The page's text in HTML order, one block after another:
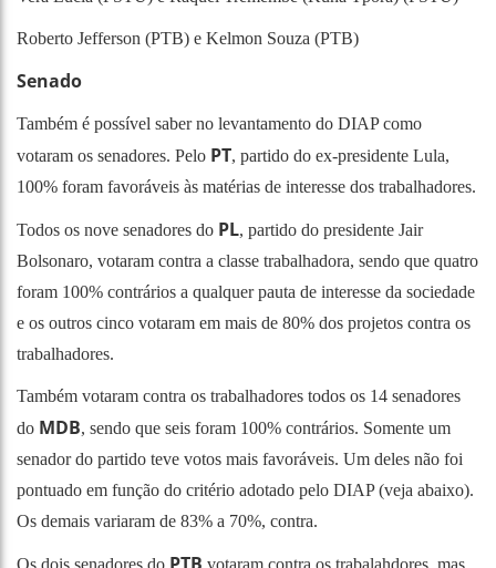
Roberto Jefferson (PTB) e Kelmon Souza (PTB)
Senado
Também é possível saber no levantamento do DIAP como
votaram os senadores. Pelo PT, partido do ex-presidente Lula,
100% foram favoráveis às matérias de interesse dos trabalhadores.
Todos os nove senadores do PL, partido do presidente Jair
Bolsonaro, votaram contra a classe trabalhadora, sendo que quatro
foram 100% contrários a qualquer pauta de interesse da sociedade
e os outros cinco votaram em mais de 80% dos projetos contra os
trabalhadores.
Também votaram contra os trabalhadores todos os 14 senadores
do MDB, sendo que seis foram 100% contrários. Somente um
senador do partido teve votos mais favoráveis. Um deles não foi
pontuado em função do critério adotado pelo DIAP (veja abaixo).
Os demais variaram de 83% a 70%, contra.
Os dois senadores do votaram contra os trabalahdores, mas